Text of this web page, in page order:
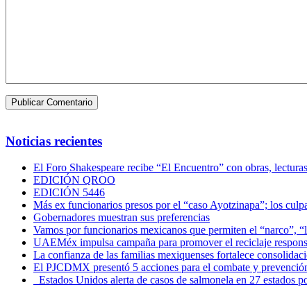
Noticias recientes
El Foro Shakespeare recibe “El Encuentro” con obras,
EDICIÓN QROO
EDICIÓN 5446
Más ex funcionarios presos por el “caso Ayotzinapa”; los
Gobernadores muestran sus preferencias
Vamos por funcionarios mexicanos que permiten el “narco”,
UAEMéx impulsa campaña para promover el reciclaje
La confianza de las familias mexiquenses fortalece
El PJCDMX presentó 5 acciones para el combate y
Estados Unidos alerta de casos de salmonela en 27 estados